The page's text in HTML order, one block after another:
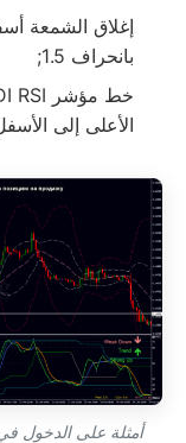
إغلاق الشمعة
بانحراف 1.5;
الأعلى إلى
أمثلة على الدخول